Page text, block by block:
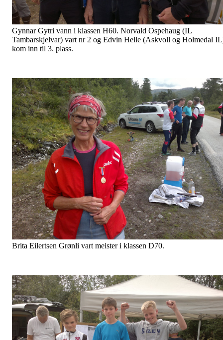
Gynnar Gytri vann i klassen H60. Norvald Ospehaug (IL
Tambarskjelvar) vart nr 2 og Edvin Helle (Askvoll og Holmedal
kom inn til 3. plass.
Brita Eilertsen Grønli vart meister i klassen D70.